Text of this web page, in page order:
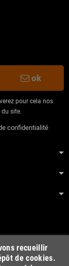
ok
pour cela nos
site.
confidentialité
recueillir
de cookies.